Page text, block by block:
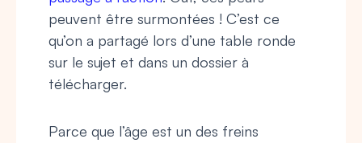
peuvent être surmontées ! C’est ce
qu’on a partagé lors d’une table ronde
sur le sujet et dans un dossier à
télécharger.
Parce que l’âge est un des freins